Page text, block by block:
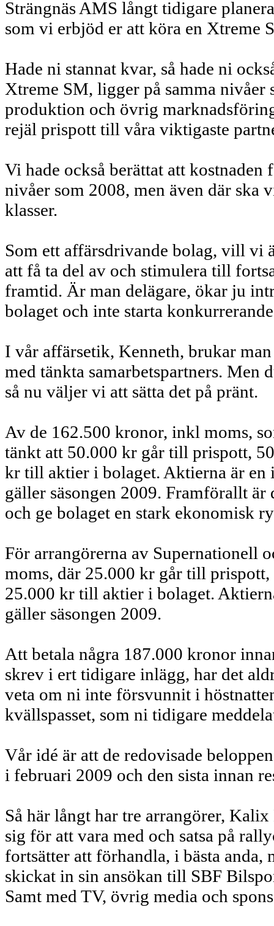
Strängnäs AMS långt tidigare
som vi erbjöd er att köra en Xtreme
Hade ni stannat kvar, så hade ni
Xtreme SM, ligger på samma
produktion och övrig
rejäl prispott till våra viktigaste
Vi hade också berättat att
nivåer som 2008, men även där
klasser.
Som ett affärsdrivande bolag, vill vi
att få ta del av och stimulera till
framtid. Är man delägare, ökar ju
bolaget och inte starta
I vår affärsetik, Kenneth, brukar
med tänkta samarbetspartners. Men
så nu väljer vi att sätta det på pränt.
Av de 162.500 kronor, inkl moms,
tänkt att 50.000 kr går till prispott,
kr till aktier i bolaget. Aktierna är en
gäller säsongen 2009. Framförallt
och ge bolaget en stark ekonomisk
För arrangörerna av Supernationell
moms, där 25.000 kr går till
25.000 kr till aktier i bolaget.
gäller säsongen 2009.
Att betala några 187.000 kronor
skrev i ert tidigare inlägg, har det
veta om ni inte försvunnit i
kvällspasset, som ni tidigare
Vår idé är att de redovisade
i februari 2009 och den sista innan
Så här långt har tre arrangörer,
sig för att vara med och satsa på
fortsätter att förhandla, i bästa
skickat in sin ansökan till SBF
Samt med TV, övrig media och